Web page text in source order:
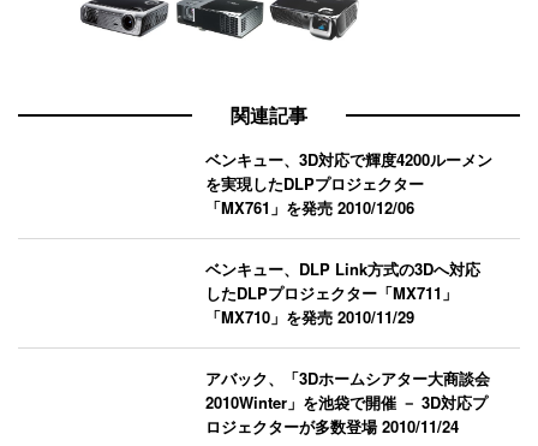
関連記事
ベンキュー、3D対応で輝度4200ルーメン
を実現したDLPプロジェクター
「MX761」を発売2010/12/06
ベンキュー、DLP Link方式の3Dへ対応
したDLPプロジェクター「MX711」
「MX710」を発売2010/11/29
アバック、「3Dホームシアター大商談会
2010Winter」を池袋で開催 － 3D対応プ
ロジェクターが多数登場2010/11/24